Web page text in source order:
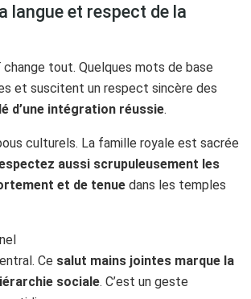
langue et respect de la
tout. Quelques mots de base
et suscitent un respect sincère des
d’une intégration réussie.
culturels. La famille royale est sacrée
aussi scrupuleusement les
et de tenue dans les temples
Ce salut mains jointes marque la
sociale. C’est un geste